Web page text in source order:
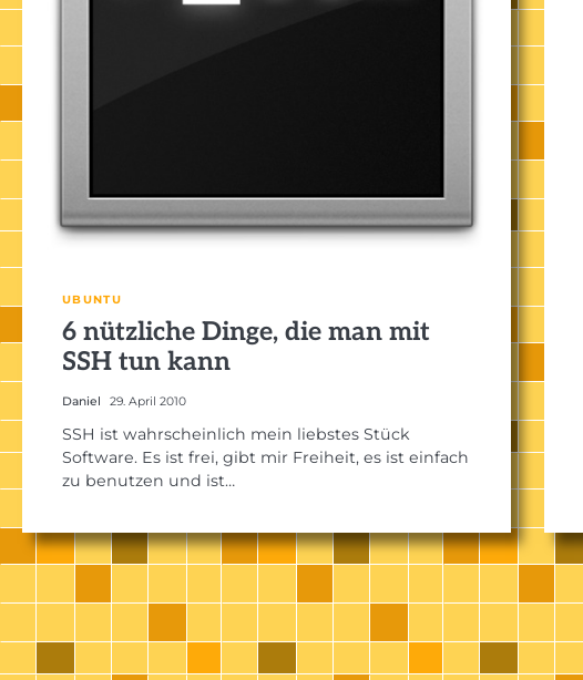
UBUNTU
6 nützliche Dinge, die man mit
SSH tun kann
Daniel 29. April 2010
SSH ist wahrscheinlich mein liebstes Stück
Software. Es ist frei, gibt mir Freiheit, es ist einfach
zu benutzen und ist…